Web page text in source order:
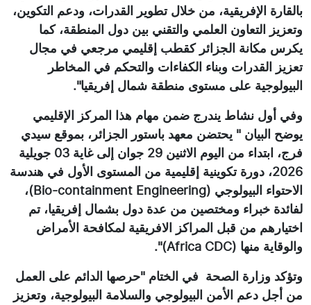
بالقارة الإفريقية، من خلال تطوير القدرات، ودعم التكوين،
وتعزيز التعاون العلمي والتقني بين دول المنطقة، كما
يكرس مكانة الجزائر كقطب إقليمي مرجعي في مجال
تعزيز القدرات وبناء الكفاءات والتحكم في المخاطر
البيولوجية على مستوى منطقة شمال إفريقيا".
وفي أول نشاط يندرج ضمن مهام هذا المركز الإقليمي
يوضح البيان " يحتضن معهد باستور الجزائر، بموقع سيدي
فرج، ابتداء من اليوم الاثنين 29 جوان إلى غاية 03 جويلية
2026، دورة تكوينية إقليمية من المستوى الأول في هندسة
الاحتواء البيولوجي (Bio-containment Engineering)،
لفائدة خبراء ومختصين من عدة دول بشمال إفريقيا، تم
اختيارهم من قبل المراكز الافريقية لمكافحة الأمراض
والوقاية منها (Africa CDC)".
وتؤكد وزارة الصحة في الختام "حرصها الدائم على العمل
من أجل دعم الأمن البيولوجي والسلامة البيولوجية، وتعزيز